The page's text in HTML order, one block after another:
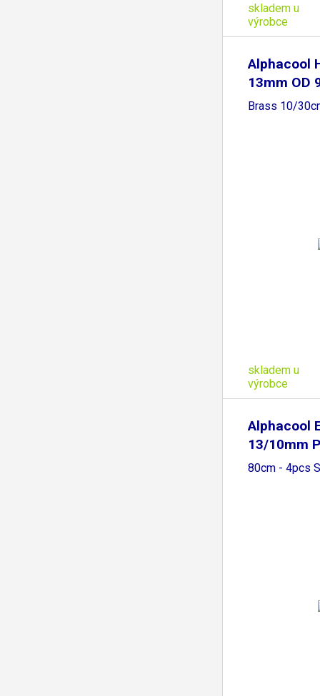
skladem u
výrobce
Alphacool
13mm OD
Brass 10/
skladem u
výrobce
Alphacool
13/10mm
HardTube
80cm - 4pcs